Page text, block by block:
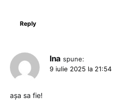
Reply
Ina spune:
9 iulie 2025 la 21:54
așa sa fie!